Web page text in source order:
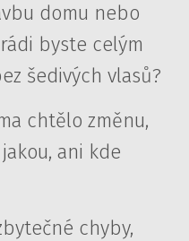
domu nebo
byste celým
šedivých vlasů?
chtělo změnu,
ani kde
chyby,